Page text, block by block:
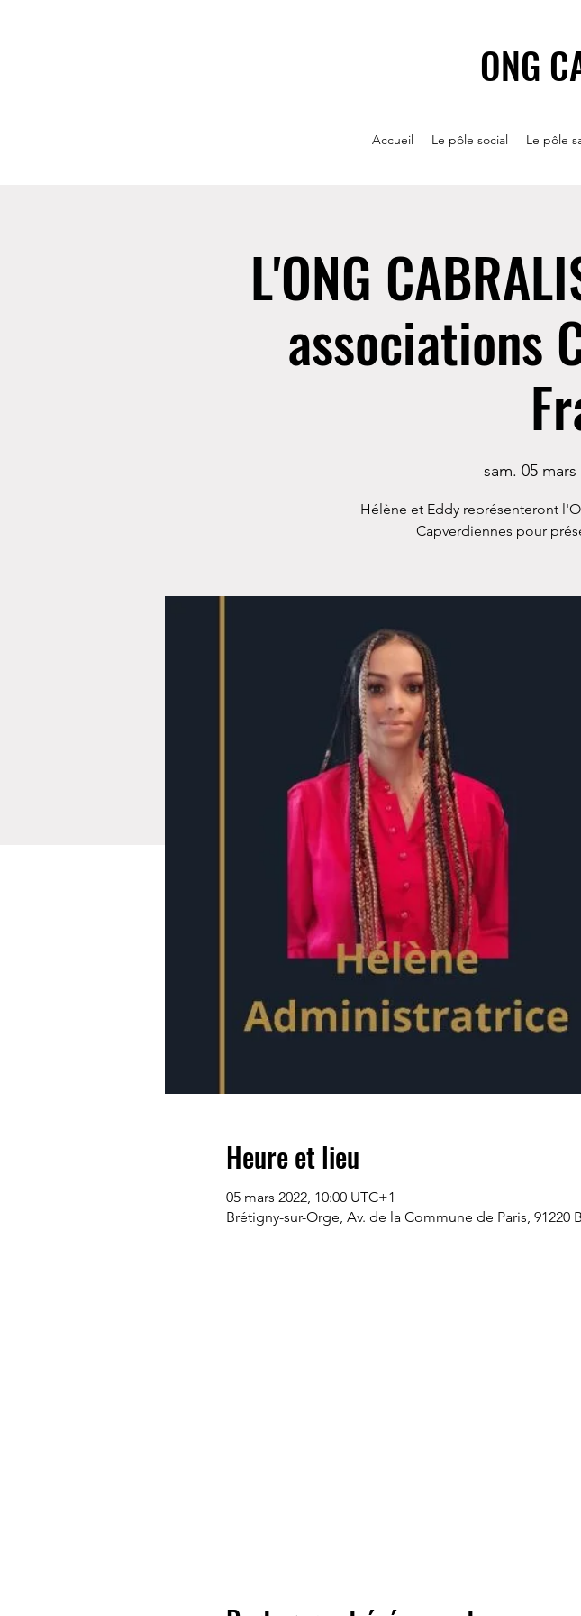
ONG
Accueil Le pôle social Le pôle
L'ONG
associations
sam. 05 mars
Hélène et Eddy représenteront
Capverdiennes pour
Heure et lieu
05 mars 2022, 10:00 UTC+1
Brétigny-sur-Orge, Av. de la Commune de Paris, 91220